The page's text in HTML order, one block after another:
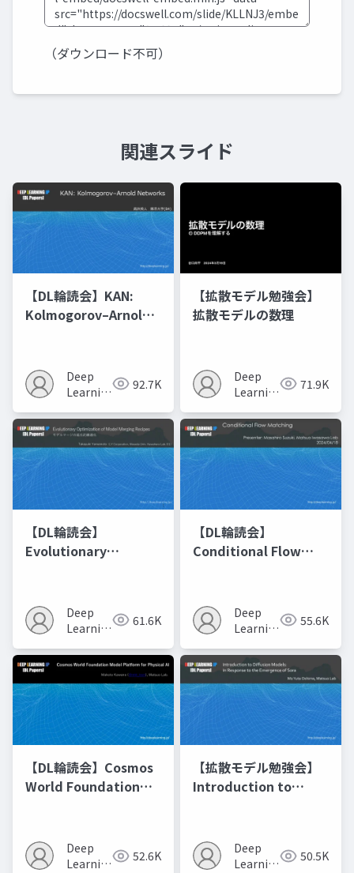
（ダウンロード不可）
関連スライド
【DL輪読会】KAN:
Kolmogorov–Arnold
Deep
Learning
92.7K
【拡散モデル勉強会】
拡散モデルの数理
Deep
Learning
71.9K
【DL輪読会】
Evolutionary
Recipes モデルマージ
の進化的最適化
Deep
Learning
61.6K
【DL輪読会】
Conditional Flow
Deep
Learning
55.6K
【DL輪読会】Cosmos
World Foundation
Deep
Learning
52.6K
【拡散モデル勉強会】
Introduction to
Deep
Learning
50.5K